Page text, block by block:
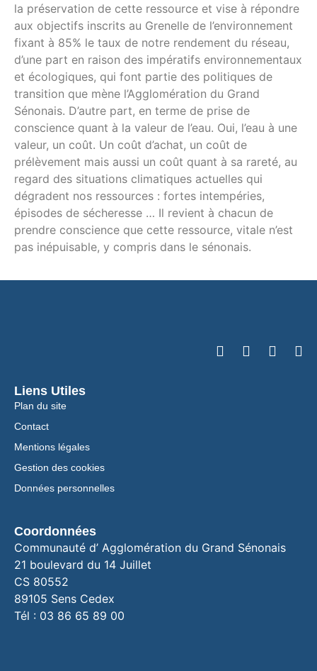
la préservation de cette ressource et vise à répondre
aux objectifs inscrits au Grenelle de l’environnement
fixant à 85% le taux de notre rendement du réseau,
d’une part en raison des impératifs environnementaux
et écologiques, qui font partie des politiques de
transition que mène l’Agglomération du Grand
Sénonais. D’autre part, en terme de prise de
conscience quant à la valeur de l’eau. Oui, l’eau à une
valeur, un coût. Un coût d’achat, un coût de
prélèvement mais aussi un coût quant à sa rareté, au
regard des situations climatiques actuelles qui
dégradent nos ressources : fortes intempéries,
épisodes de sécheresse … Il revient à chacun de
prendre conscience que cette ressource, vitale n’est
pas inépuisable, y compris dans le sénonais.
Liens Utiles
Plan du site
Contact
Mentions légales
Gestion des cookies
Données personnelles
Coordonnées
Communauté d’ Agglomération du Grand Sénonais
21 boulevard du 14 Juillet
CS 80552
89105 Sens Cedex
Tél : 03 86 65 89 00